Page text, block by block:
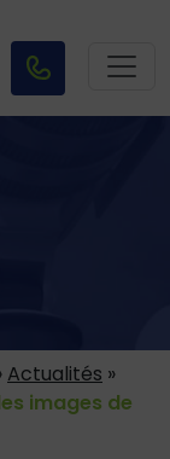
Actualités »
images de